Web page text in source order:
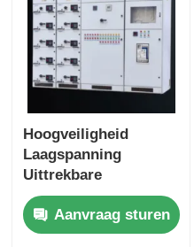
Hoogveiligheid
Laagspanning
Uittrekbare
Schakelinstallatie
400V Modulaire
Stroomverdeelkast
Aanvraag sturen